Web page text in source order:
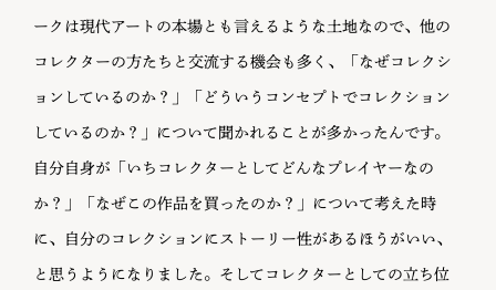
ークは現代アートの本場とも言えるような土地なので、他の
コレクターの方たちと交流する機会も多く、「なぜコレクシ
ョンしているのか？」「どういうコンセプトでコレクション
しているのか？」について聞かれることが多かったんです。
自分自身が「いちコレクターとしてどんなプレイヤーなの
か？」「なぜこの作品を買ったのか？」について考えた時
に、自分のコレクションにストーリー性があるほうがいい、
と思うようになりました。そしてコレクターとしての立ち位